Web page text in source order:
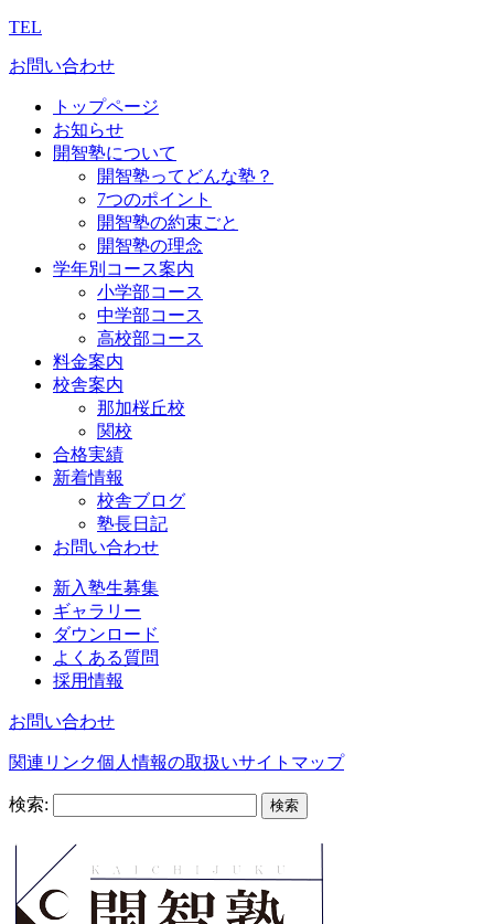
TEL
お問い合わせ
トップページ
お知らせ
開智塾について
開智塾ってどんな塾？
7つのポイント
開智塾の約束ごと
開智塾の理念
学年別コース案内
小学部コース
中学部コース
高校部コース
料金案内
校舎案内
那加桜丘校
関校
合格実績
新着情報
校舎ブログ
塾長日記
お問い合わせ
新入塾生募集
ギャラリー
ダウンロード
よくある質問
採用情報
お問い合わせ
関連リンク個人情報の取扱いサイトマップ
検索: